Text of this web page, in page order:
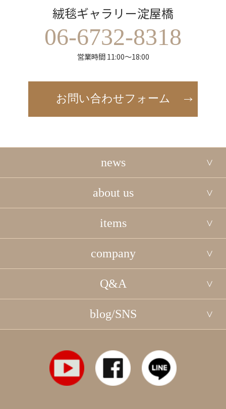
絨毯ギャラリー淀屋橋
06-6732-8318
営業時間 11:00～18:00
お問い合わせフォーム
news
about us
items
company
Q&A
blog/SNS